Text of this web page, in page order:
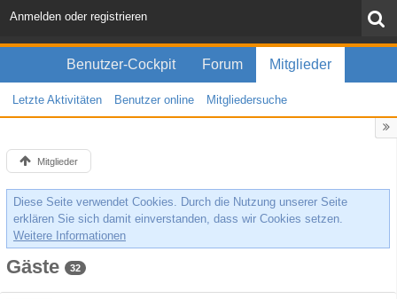
Anmelden oder registrieren
Benutzer-Cockpit Forum Mitglieder
Letzte Aktivitäten Benutzer online Mitgliedersuche
Mitglieder
Diese Seite verwendet Cookies. Durch die Nutzung unserer Seite
erklären Sie sich damit einverstanden, dass wir Cookies setzen.
Weitere Informationen
Gäste 32